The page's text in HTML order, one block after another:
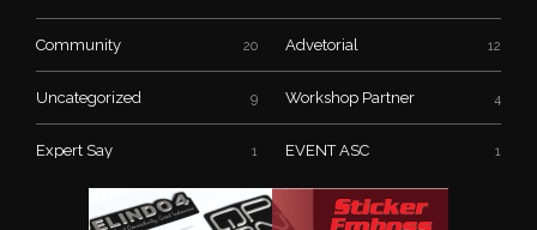
Amoplusmagazine adalah majalah bulanan yang meliput dan
mengulas audio mobil, modifikasi dan aksesoris secara
komprehensif dan menarik.
ARTICLES MAP